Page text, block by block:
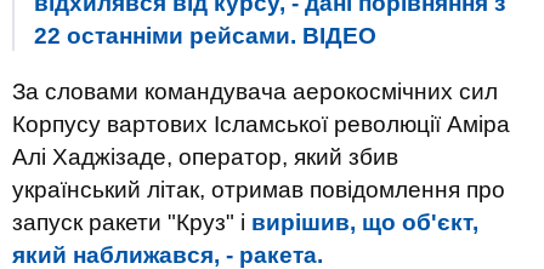
22 останніми рейсами. ВIДЕО
За словами командувача аерокосмічних сил
Корпусу вартових Ісламської революції Аміра
Алі Хаджізаде, оператор, який збив
український літак, отримав повідомлення про
запуск ракети "Круз" і вирішив, що об'єкт,
який наближався, - ракета.